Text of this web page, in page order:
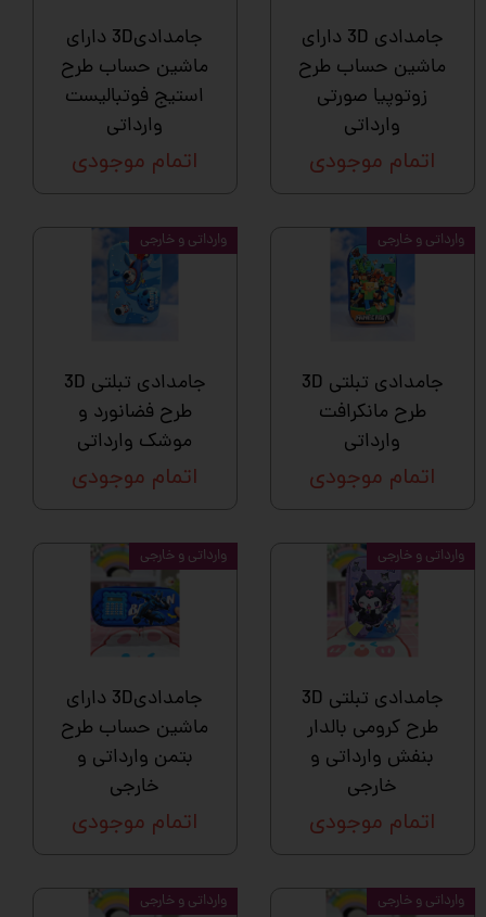
جامدادی 3D دارای
ماشین حساب طرح
زوتوپیا صورتی
وارداتی
اتمام موجودی
جامدادی3D دارای
ماشین حساب طرح
استیج فوتبالیست
وارداتی
اتمام موجودی
جامدادی تبلتی 3D
طرح مانکرافت
وارداتی
اتمام موجودی
وارداتی و خارجی
جامدادی تبلتی 3D
طرح فضانورد و
موشک وارداتی
اتمام موجودی
وارداتی و خارجی
جامدادی تبلتی 3D
طرح کرومی بالدار
بنفش وارداتی و
خارجی
اتمام موجودی
وارداتی و خارجی
جامدادی3D دارای
ماشین حساب طرح
بتمن وارداتی و
خارجی
اتمام موجودی
وارداتی و خارجی
وارداتی و خارجی وارداتی و خارجی